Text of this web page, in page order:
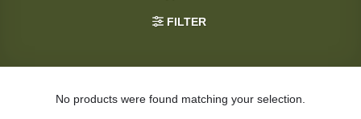
FILTER
No products were found matching your selection.